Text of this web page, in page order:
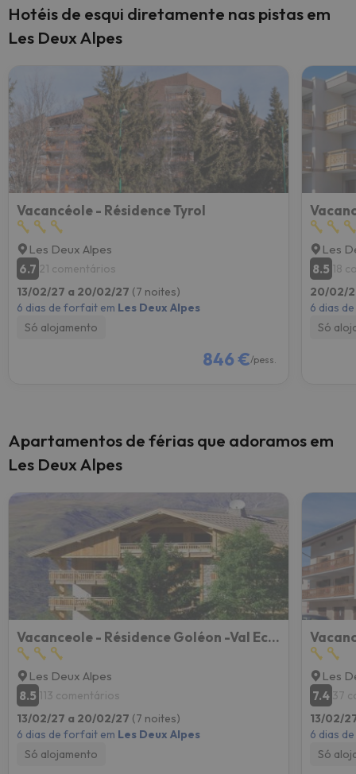
Hotéis de esqui diretamente nas pistas em
Les Deux Alpes
Vacancéole - Résidence Tyrol
Les Deux Alpes
6.7 21 comentários
13/02/27 a 20/02/27 (7 noites)
6 dias de forfait em Les Deux Alpes
Só alojamento
846 €/pess.
Les
8.5 18
20/02/
6 dias
Só
Apartamentos de férias que adoramos em
Les Deux Alpes
Vacanceole - Résidence Goléon -Val Ecrins
Les Deux Alpes
8.5 113 comentários
13/02/27 a 20/02/27 (7 noites)
6 dias de forfait em Les Deux Alpes
Só alojamento
Les
7.4 37
13/02/
6 dias
Só